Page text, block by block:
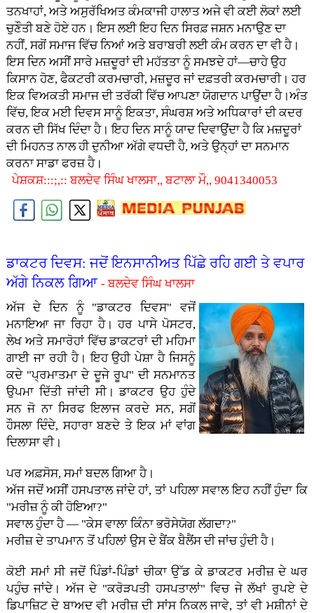
ਤਨਖਾਹਾਂ, ਅਤੇ ਅਸੁਰੱਖਿਅਤ ਕੰਮਕਾਜੀ ਹਾਲਾਤ ਅਜੇ ਵੀ ਕਈ ਲੋਕਾਂ ਲਈ
ਚੁਣੌਤੀ ਬਣੇ ਹੋਏ ਹਨ। ਇਸ ਲਈ ਇਹ ਦਿਨ ਸਿਰਫ਼ ਜਸ਼ਨ ਮਨਾਉਣ ਦਾ
ਨਹੀਂ, ਸਗੋਂ ਸਮਾਜ ਵਿੱਚ ਨਿਆਂ ਅਤੇ ਬਰਾਬਰੀ ਲਈ ਕੰਮ ਕਰਨ ਦਾ ਵੀ ਹੈ।
ਇਸ ਦਿਨ ਅਸੀਂ ਸਾਰੇ ਮਜ਼ਦੂਰਾਂ ਦੀ ਮਹੱਤਤਾ ਨੂੰ ਸਮਝਦੇ ਹਾਂ—ਚਾਹੇ ਉਹ
ਕਿਸਾਨ ਹੋਣ, ਫੈਕਟਰੀ ਕਰਮਚਾਰੀ, ਮਜ਼ਦੂਰ ਜਾਂ ਦਫ਼ਤਰੀ ਕਰਮਚਾਰੀ। ਹਰ
ਇਕ ਵਿਅਕਤੀ ਸਮਾਜ ਦੀ ਤਰੱਕੀ ਵਿੱਚ ਆਪਣਾ ਯੋਗਦਾਨ ਪਾਉਂਦਾ ਹੈ।ਅੰਤ
ਵਿੱਚ, ਇਕ ਮਈ ਦਿਵਸ ਸਾਨੂੰ ਇਕਤਾ, ਸੰਘਰਸ਼ ਅਤੇ ਅਧਿਕਾਰਾਂ ਦੀ ਕਦਰ
ਕਰਨ ਦੀ ਸਿੱਖ ਦਿੰਦਾ ਹੈ। ਇਹ ਦਿਨ ਸਾਨੂੰ ਯਾਦ ਦਿਵਾਉਂਦਾ ਹੈ ਕਿ ਮਜ਼ਦੂਰਾਂ
ਦੀ ਮਿਹਨਤ ਨਾਲ ਹੀ ਦੁਨੀਆ ਅੱਗੇ ਵਧਦੀ ਹੈ, ਅਤੇ ਉਨ੍ਹਾਂ ਦਾ ਸਨਮਾਨ
ਕਰਨਾ ਸਾਡਾ ਫਰਜ਼ ਹੈ।
ਪੇਸ਼ਕਸ਼:::;,:: ਬਲਦੇਵ ਸਿੰਘ ਖਾਲਸਾ,, ਬਟਾਲਾ ਮੌ,, 9041340053
ਡਾਕਟਰ ਦਿਵਸ: ਜਦੋਂ ਇਨਸਾਨੀਅਤ ਪਿੱਛੇ ਰਹਿ ਗਈ ਤੇ ਵਪਾਰ
ਅੱਗੇ ਨਿਕਲ ਗਿਆ - ਬਲਦੇਵ ਸਿੰਘ ਖਾਲਸਾ
ਅੱਜ ਦੇ ਦਿਨ ਨੂੰ "ਡਾਕਟਰ ਦਿਵਸ" ਵਜੋਂ
ਮਨਾਇਆ ਜਾ ਰਿਹਾ ਹੈ। ਹਰ ਪਾਸੇ ਪੋਸਟਰ,
ਲੇਖ ਅਤੇ ਸਮਾਰੋਹਾਂ ਵਿੱਚ ਡਾਕਟਰਾਂ ਦੀ ਮਹਿਮਾ
ਗਾਈ ਜਾ ਰਹੀ ਹੈ। ਇਹ ਉਹੀ ਪੇਸ਼ਾ ਹੈ ਜਿਸਨੂੰ
ਕਦੇ "ਪ੍ਰਮਾਤਮਾ ਦੇ ਦੂਜੇ ਰੂਪ" ਦੀ ਸਨਮਾਨਤ
ਉਪਮਾ ਦਿੱਤੀ ਜਾਂਦੀ ਸੀ। ਡਾਕਟਰ ਉਹ ਹੁੰਦੇ
ਸਨ ਜੋ ਨਾ ਸਿਰਫ ਇਲਾਜ ਕਰਦੇ ਸਨ, ਸਗੋਂ
ਹੌਸਲਾ ਦਿੰਦੇ, ਸਹਾਰਾ ਬਣਦੇ ਤੇ ਇਕ ਮਾਂ ਵਾਂਗ
ਦਿਲਾਸਾ ਵੀ।
ਪਰ ਅਫ਼ਸੋਸ, ਸਮਾਂ ਬਦਲ ਗਿਆ ਹੈ।
ਅੱਜ ਜਦੋਂ ਅਸੀਂ ਹਸਪਤਾਲ ਜਾਂਦੇ ਹਾਂ, ਤਾਂ ਪਹਿਲਾ ਸਵਾਲ ਇਹ ਨਹੀਂ ਹੁੰਦਾ ਕਿ
"ਮਰੀਜ਼ ਨੂੰ ਕੀ ਹੋਇਆ?"
ਸਵਾਲ ਹੁੰਦਾ ਹੈ — "ਕੇਸ ਵਾਲਾ ਕਿੰਨਾ ਭਰੋਸੇਯੋਗ ਲੱਗਦਾ?"
ਮਰੀਜ਼ ਦੇ ਤਾਪਮਾਨ ਤੋਂ ਪਹਿਲਾਂ ਉਸ ਦੇ ਬੈਂਕ ਬੈਲੈਂਸ ਦੀ ਜਾਂਚ ਹੁੰਦੀ ਹੈ।
ਕੋਈ ਸਮਾਂ ਸੀ ਜਦੋਂ ਪਿੰਡਾਂ-ਪਿੰਡਾਂ ਚੀਕਾ ਉੱਡ ਕੇ ਡਾਕਟਰ ਮਰੀਜ਼ ਦੇ ਘਰ
ਪਹੁੰਚ ਜਾਂਦੇ। ਅੱਜ ਦੇ "ਕਰੋੜਪਤੀ ਹਸਪਤਾਲਾਂ" ਵਿਚ ਜੇ ਲੱਖਾਂ ਰੁਪਏ ਦੇ
ਡਿਪਾਜ਼ਿਟ ਦੇ ਬਾਅਦ ਵੀ ਮਰੀਜ਼ ਦੀ ਸਾਂਸ ਨਿਕਲ ਜਾਵੇ, ਤਾਂ ਵੀ ਮਸ਼ੀਨਾਂ ਦੇ